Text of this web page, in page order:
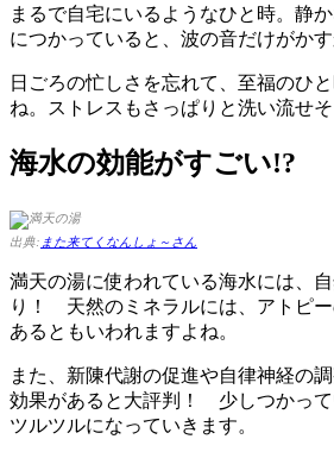
まるで自宅にいるようなひと時。静
につかっていると、波の音だけがか
日ごろの忙しさを忘れて、至福のひ
ね。ストレスもさっぱりと洗い流せそ
海水の効能がすごい!?
出典: また来てくなんしょ～さん
満天の湯に使われている海水には、
り！ 天然のミネラルには、アトピ
あるともいわれますよね。
また、新陳代謝の促進や自律神経の
効果があると大評判！ 少しつかっ
ツルツルになっていきます。